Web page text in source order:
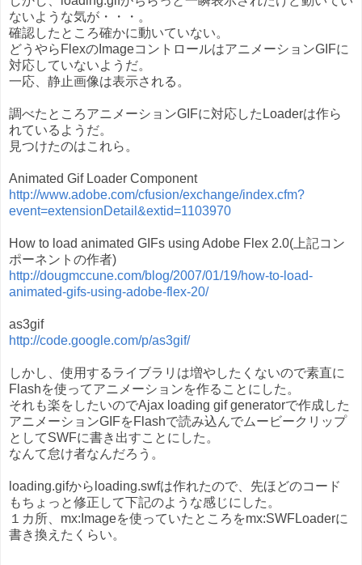
ないような気が・・・。
確認したところ確かに動いていない。
どうやらFlexのImageコントロールはアニメーションGIFに
対応していないようだ。
一応、静止画像は表示される。
調べたところアニメーションGIFに対応したLoaderは作ら
れているようだ。
見つけたのはこれら。
Animated Gif Loader Component
http://www.adobe.com/cfusion/exchange/index.cfm?
event=extensionDetail&extid=1103970
How to load animated GIFs using Adobe Flex 2.0(上記コン
ポーネントの作者)
http://dougmccune.com/blog/2007/01/19/how-to-load-
animated-gifs-using-adobe-flex-20/
as3gif
http://code.google.com/p/as3gif/
しかし、使用するライブラリは増やしたくないので素直に
Flashを使ってアニメーションを作ることにした。
それも楽をしたいのでAjax loading gif generatorで作成した
アニメーションGIFをFlashで読み込んでムービークリップ
としてSWFに書き出すことにした。
なんて怠け者なんだろう。
loading.gifからloading.swfは作れたので、先ほどのコード
もちょっと修正して下記のような感じにした。
１カ所、mx:Imageを使っていたところをmx:SWFLoaderに
書き換えたくらい。